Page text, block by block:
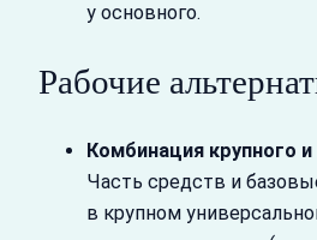
у основного.
Рабочие
Комбинация крупного
Часть средств и
в крупном